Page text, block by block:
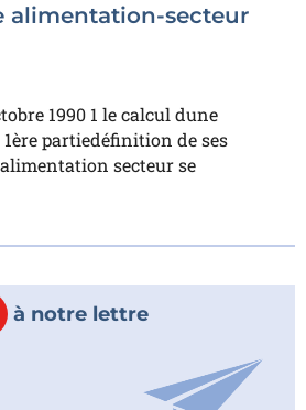
alimentation-secteur
1990 1 le calcul dune
partiedéfinition de ses
secteur se
à notre lettre